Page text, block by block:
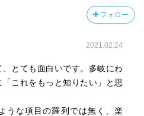
フォロー
2021.02.24
とても面白いです。多岐にわ
これをもっと知りたい」と思
うな項目の羅列では無く、楽